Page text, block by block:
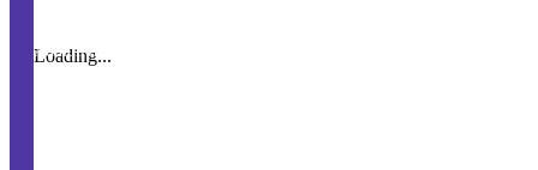
Audiolivros
Loading...